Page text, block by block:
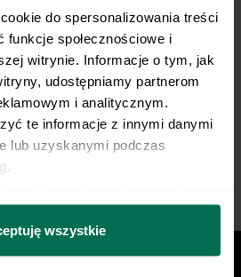
do spersonalizowania treści
funkcje społecznościowe i
witrynie. Informacje o tym, jak
udostępniamy partnerom
i analitycznym.
te informacje z innymi danymi
lub uzyskanymi podczas
i w jaki sposób
w ramach
wszystkie
i indywidualny plan
do Twojej dyscypliny,
celów. Nie pozwól, by źle
Twój progres.
współpracę